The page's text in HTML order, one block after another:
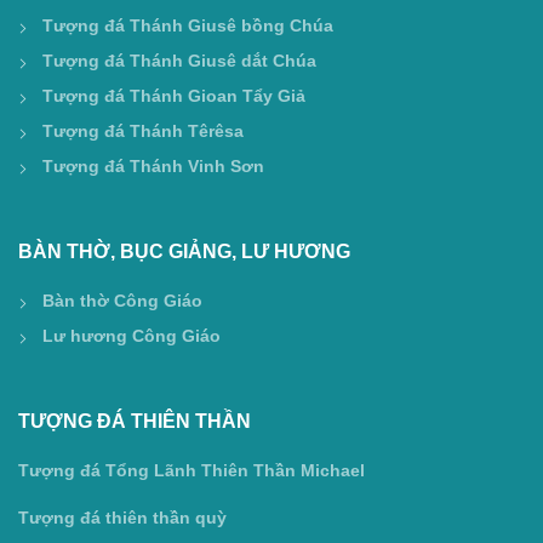
Tượng đá Thánh Giusê bồng Chúa
Tượng đá Thánh Giusê dắt Chúa
Tượng đá Thánh Gioan Tẩy Giả
Tượng đá Thánh Têrêsa
Tượng đá Thánh Vinh Sơn
BÀN THỜ, BỤC GIẢNG, LƯ HƯƠNG
Bàn thờ Công Giáo
Lư hương Công Giáo
TƯỢNG ĐÁ THIÊN THẦN
Tượng đá Tổng Lãnh Thiên Thần Michael
Tượng đá thiên thần quỳ